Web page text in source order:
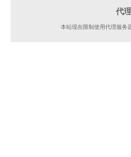
代
本站现在限制使用代理服务